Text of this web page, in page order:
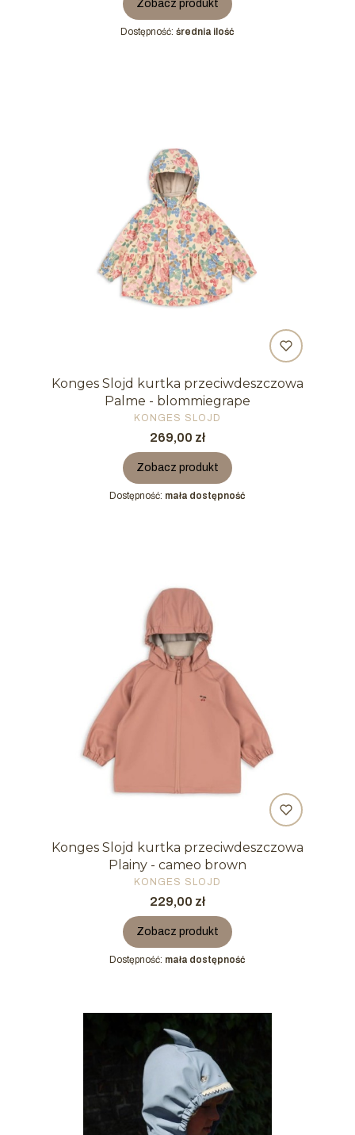
Zobacz produkt
Dostępność: średnia ilość
Konges Slojd kurtka przeciwdeszczowa
Palme - blommiegrape
PRODUCENT
KONGES SLOJD
Cena
269,00 zł
Zobacz produkt
Dostępność: mała dostępność
Konges Slojd kurtka przeciwdeszczowa
Plainy - cameo brown
PRODUCENT
KONGES SLOJD
Cena
229,00 zł
Zobacz produkt
Dostępność: mała dostępność